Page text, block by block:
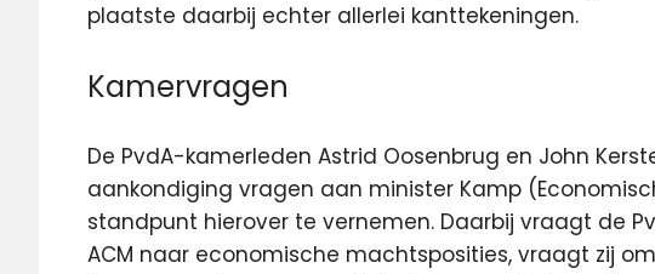
plaatste daarbij echter allerlei kanttekeningen.
Kamervragen
De PvdA-kamerleden Astrid Oosenbrug en John
aankondiging vragen aan minister Kamp
standpunt hierover te vernemen. Daarbij vraagt de
ACM naar economische machtsposities, vraagt zij